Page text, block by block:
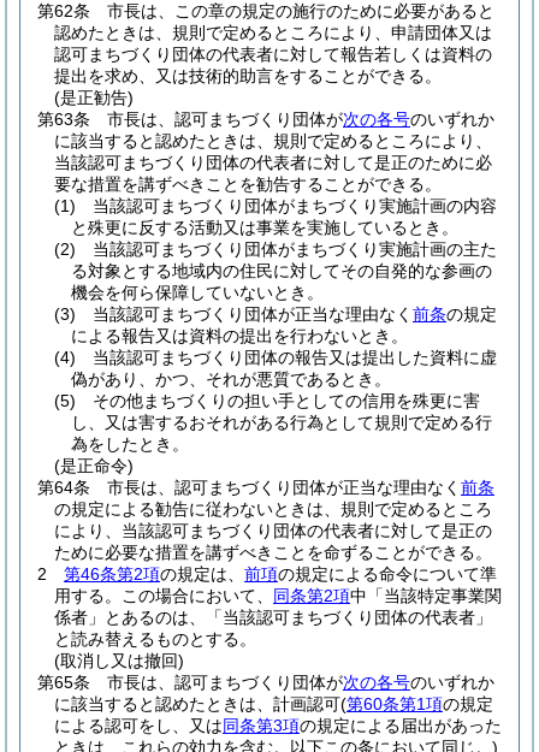
第62条
市長は、この章の規定の施行のために必要があると
認めたときは、規則で定めるところにより、申請団体又は
認可まちづくり団体の代表者に対して報告若しくは資料の
提出を求め、又は技術的助言をすることができる。
(是正勧告)
第63条
市長は、認可まちづくり団体が次の各号のいずれか
に該当すると認めたときは、規則で定めるところにより、
当該認可まちづくり団体の代表者に対して是正のために必
要な措置を講ずべきことを勧告することができる。
(1)
当該認可まちづくり団体がまちづくり実施計画の内容
と殊更に反する活動又は事業を実施しているとき。
(2)
当該認可まちづくり団体がまちづくり実施計画の主た
る対象とする地域内の住民に対してその自発的な参画の
機会を何ら保障していないとき。
(3)
当該認可まちづくり団体が正当な理由なく 前条の規定
による報告又は資料の提出を行わないとき。
(4)
当該認可まちづくり団体の報告又は提出した資料に虚
偽があり、かつ、それが悪質であるとき。
(5)
その他まちづくりの担い手としての信用を殊更に害
し、又は害するおそれがある行為として規則で定める行
為をしたとき。
(是正命令)
第64条
市長は、認可まちづくり団体が正当な理由なく 前条
の規定による勧告に従わないときは、規則で定めるところ
により、当該認可まちづくり団体の代表者に対して是正の
ために必要な措置を講ずべきことを命ずることができる。
2
第46条第2項の規定は、 前項の規定による命令について準
用する。
この場合において、 同条第2項中「当該特定事業関
係者」とあるのは、「当該認可まちづくり団体の代表者」
と読み替えるものとする。
(取消し又は撤回)
第65条
市長は、認可まちづくり団体が次の各号のいずれか
に該当すると認めたときは、計画認可(第60条第1項の規定
による認可をし、又は同条第3項の規定による届出があった
ときは、これらの効力を含む。以下この条において同じ。)